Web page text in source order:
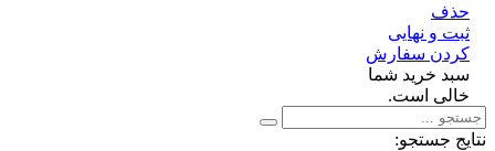
و نهایی
سفارش
خرید شما
است.
جستجو: